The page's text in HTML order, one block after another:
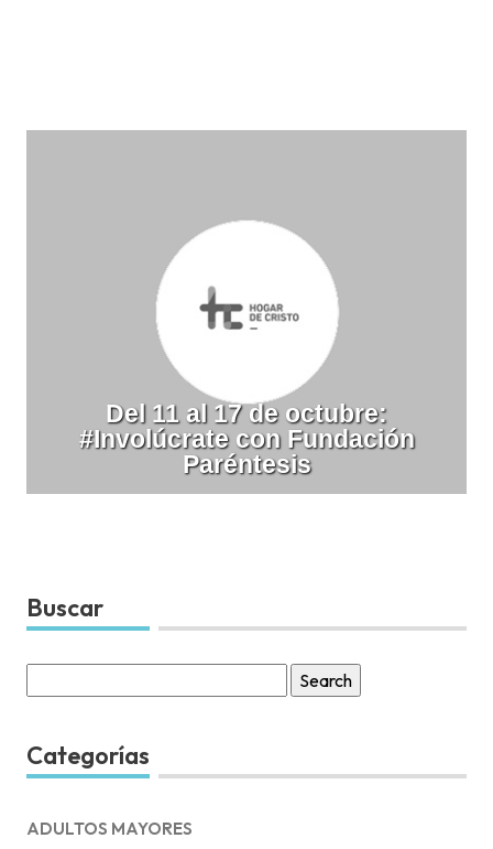
Del 11 al 17 de octubre:
#Involúcrate con Fundación
Paréntesis
Buscar
for:
Categorías
ADULTOS MAYORES